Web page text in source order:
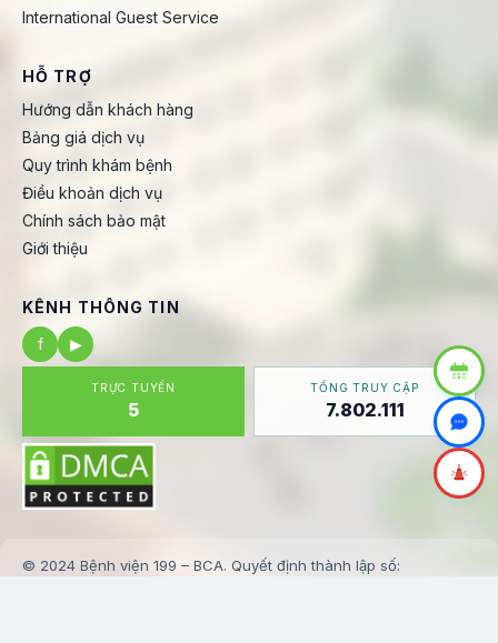
International Guest Service
HỖ TRỢ
Hướng dẫn khách hàng
Bảng giá dịch vụ
Quy trình khám bệnh
Điều khoản dịch vụ
Chính sách bảo mật
Giới thiệu
KÊNH THÔNG TIN
f
▶
TRỰC TUYẾN
5
TỔNG TRUY CẬP
7.802.111
© 2024 Bệnh viện 199 – BCA. Quyết định thành lập số: